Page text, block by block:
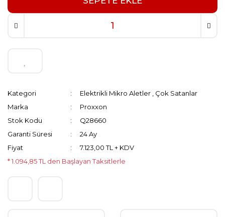
Kategori Elektrikli Mikro Aletler
Çok Satanlar
Marka
Proxxon
Stok Kodu
Q28660
Garanti Süresi
24 Ay
Fiyat
7.123,00 TL + KDV
* 1.094,85 TL den Başlayan Taksitlerle